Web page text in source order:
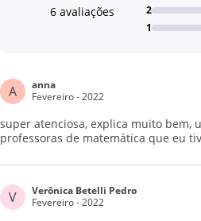
6 avaliações
1
2
A
anna
Fevereiro - 2022
super atenciosa, explica muito bem,
professoras de matemática que eu
V
Verônica Betelli Pedro
Fevereiro - 2022